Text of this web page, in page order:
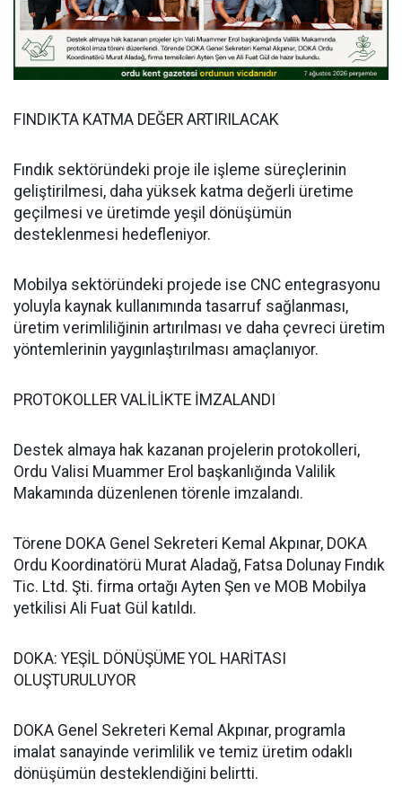
FINDIKTA KATMA DEĞER ARTIRILACAK
Fındık sektöründeki proje ile işleme süreçlerinin
geliştirilmesi, daha yüksek katma değerli üretime
geçilmesi ve üretimde yeşil dönüşümün
desteklenmesi hedefleniyor.
Mobilya sektöründeki projede ise CNC entegrasyonu
yoluyla kaynak kullanımında tasarruf sağlanması,
üretim verimliliğinin artırılması ve daha çevreci üretim
yöntemlerinin yaygınlaştırılması amaçlanıyor.
PROTOKOLLER VALİLİKTE İMZALANDI
Destek almaya hak kazanan projelerin protokolleri,
Ordu Valisi Muammer Erol başkanlığında Valilik
Makamında düzenlenen törenle imzalandı.
Törene DOKA Genel Sekreteri Kemal Akpınar, DOKA
Ordu Koordinatörü Murat Aladağ, Fatsa Dolunay Fındık
Tic. Ltd. Şti. firma ortağı Ayten Şen ve MOB Mobilya
yetkilisi Ali Fuat Gül katıldı.
DOKA: YEŞİL DÖNÜŞÜME YOL HARİTASI
OLUŞTURULUYOR
DOKA Genel Sekreteri Kemal Akpınar, programla
imalat sanayinde verimlilik ve temiz üretim odaklı
dönüşümün desteklendiğini belirtti.